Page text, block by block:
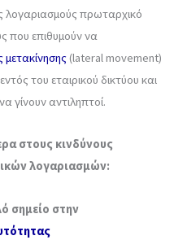
λογαριασμούς πρωταρχικό
που επιθυμούν να
μετακίνησης (lateral movement)
του εταιρικού δικτύου και
γίνουν αντιληπτοί.
στους κινδύνους
λογαριασμών:
σημείο στην